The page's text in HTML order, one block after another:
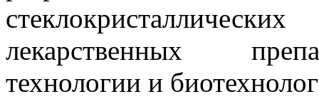
лекарственных
технологии и